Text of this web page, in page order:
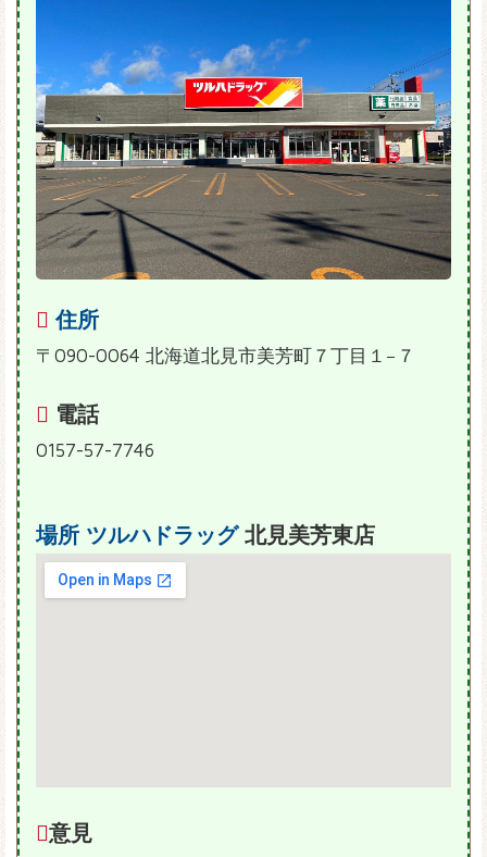
住所
〒090-0064 北海道北見市美芳町７丁目１−７
電話
0157-57-7746
場所 ツルハドラッグ北見美芳東店
意見